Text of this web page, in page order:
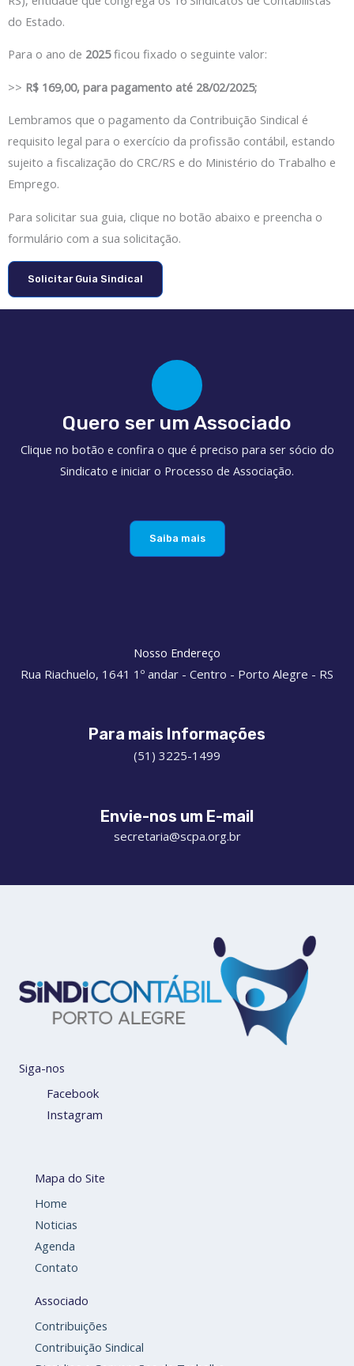
do Estado.
Para o ano de 2025ficou fixado o seguinte valor:
>> R$ 169,00, para pagamento até 28/02/2025;
Lembramos que o pagamento da Contribuição Sindical é
requisito legal para o exercício da profissão contábil, estando
sujeito a fiscalização do CRC/RS e do Ministério do Trabalho e
Emprego.
Para solicitar sua guia, clique no botão abaixo e preencha o
formulário com a sua solicitação.
Solicitar Guia Sindical
Quero ser um Associado
Clique no botão e confira o que é preciso para ser sócio do
Sindicato e iniciar o Processo de Associação.
Saiba mais
Nosso Endereço
Rua Riachuelo, 1641 1º andar - Centro - Porto Alegre - RS
Para mais Informações
(51) 3225-1499
Envie-nos um E-mail
secretaria@scpa.org.br
Siga-nos
Facebook
Instagram
Mapa do Site
Home
Noticias
Agenda
Contato
Associado
Contribuições
Contribuição Sindical